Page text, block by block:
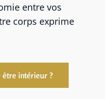
entre vos
corps exprime
être intérieur ?